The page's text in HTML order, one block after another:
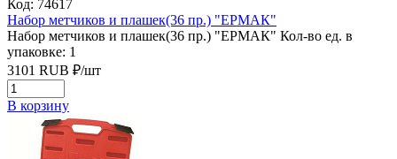
Код: 74617
Набор метчиков и плашек(36 пр.) "ЕРМАК"
Набор метчиков и плашек(36 пр.) "ЕРМАК" Кол-во ед. в
упаковке: 1
3101 RUB ₽/шт
В корзину